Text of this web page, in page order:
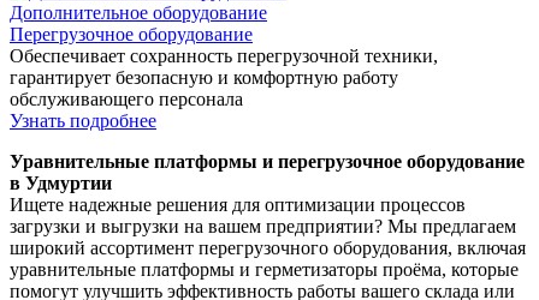
Дополнительное оборудование
Перегрузочное оборудование
Обеспечивает сохранность перегрузочной техники,
гарантирует безопасную и комфортную работу
обслуживающего персонала
Узнать подробнее
Уравнительные платформы и перегрузочное оборудование
в Удмуртии
Ищете надежные решения для оптимизации процессов
загрузки и выгрузки на вашем предприятии? Мы предлагаем
широкий ассортимент перегрузочного оборудования, включая
уравнительные платформы и герметизаторы проёма, которые
помогут улучшить эффективность работы вашего склада или